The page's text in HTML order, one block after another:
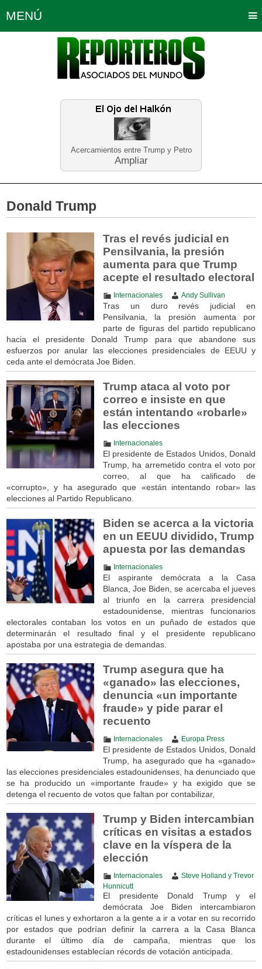
Acercamientos entre Trump y Petro
Ampliar
MENÚ
Política Opinión Bogotá
Planeta Tierra Deportes
Educación Neira
Donald Trump
Tras el revés judicial en
Pensilvania, la presión
aumenta para que Trump
acepte el resultado electoral
Internacionales Andy Sullivan
Tras un duro revés judicial en
Pensilvania, la presión aumenta por
parte de figuras del partido republicano
hacia el presidente Donald Trump para que abandone sus
esfuerzos por anular las elecciones presidenciales de EEUU y
ceda ante el demócrata Joe Biden.
Trump ataca al voto por
correo e insiste en que
están intentando «robarle»
las elecciones
Internacionales
El presidente de Estados Unidos, Donald
Trump, ha arremetido contra el voto por
correo, al que ha calificado de
«corrupto», y ha asegurado que «están intentando robar» las
elecciones al Partido Republicano.
Biden se acerca a la victoria
en un EEUU dividido, Trump
apuesta por las demandas
Internacionales
El aspirante demócrata a la Casa
Blanca, Joe Biden, se acercaba el jueves
al triunfo en la carrera presidencial
estadounidense, mientras funcionarios
electorales contaban los votos en un puñado de estados que
determinarán el resultado final y el presidente republicano
apostaba por una estrategia de demandas.
Trump asegura que ha
«ganado» las elecciones,
denuncia «un importante
fraude» y pide parar el
recuento
Internacionales Europa Press
El presidente de Estados Unidos, Donald
Trump, ha asegurado que ha «ganado»
las elecciones presidenciales estadounidenses, ha denunciado que
se ha producido un «importante fraude» y ha exigido que se
detenga el recuento de votos que faltan por contabilizar,
Trump y Biden intercambian
críticas en visitas a estados
clave en la víspera de la
elección
Internacionales
Steve Holland y Trevor
Hunnicutt
El presidente Donald Trump y el
demócrata Joe Biden intercambiaron
críticas el lunes y exhortaron a la gente a ir a votar en su recorrido
por estados que podrían definir la carrera a la Casa Blanca
durante el último día de campaña, mientras que los
estadounidenses establecían récords de votación anticipada.